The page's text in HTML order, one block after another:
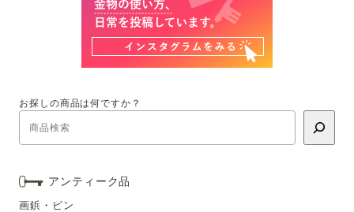
お探しの商品は何ですか？
アンティーク品
画鋲・ピン